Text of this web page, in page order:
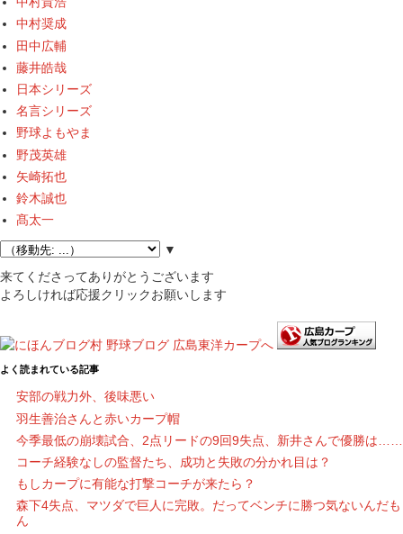
中村奨成
田中広輔
藤井皓哉
日本シリーズ
名言シリーズ
野球よもやま
野茂英雄
矢崎拓也
鈴木誠也
髙太一
▼
来てくださってありがとうございます
よろしければ応援クリックお願いします
よく読まれている記事
安部の戦力外、後味悪い
羽生善治さんと赤いカープ帽
今季最低の崩壊試合、2点リードの9回9失点、新井さんで優勝は……
コーチ経験なしの監督たち、成功と失敗の分かれ目は？
もしカープに有能な打撃コーチが来たら？
森下4失点、マツダで巨人に完敗。だってベンチに勝つ気ないんだも
ん